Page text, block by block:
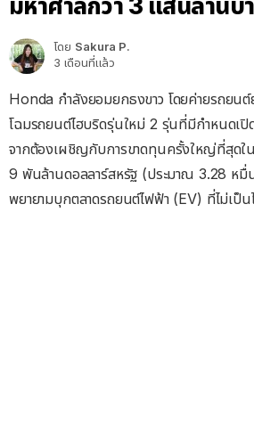
มหาศาลกว่า 3 แสนล้านบ
โดย Sakura P.
3 เดือนที่แล้ว
Honda กำลังยอมยกธงขาว โดยค่ายรถยน
โฉมรถยนต์ไฮบริดรุ่นใหม่ 2 รุ่นที่มีกำหนดเ
จากต้องเผชิญกับการขาดทุนครั้งใหญ่ที่สุดใ
9 พันล้านดอลลาร์สหรัฐ (ประมาณ 3.28 หมื่
พยายามบุกตลาดรถยนต์ไฟฟ้า (EV) ที่ไม่เป็น